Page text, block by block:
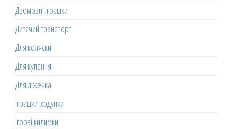
Двомовні іграшки
Дитячий транспорт
Для коляски
Для купання
Для ліжечка
Іграшки-ходунки
Ігрові килимки